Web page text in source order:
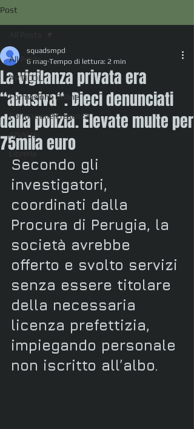
Post
All Posts
ARTICOLI
Formazione Online
Formazione Presenza
ANALISI
Libreria
La vigilanza privata era
“abusiva“. Dieci denunciati
dalla polizia. Elevate multe per
75mila euro
squadsmpd
6 mag Tempo di lettura: 2 min
Secondo gli
investigatori,
coordinati dalla
Procura di Perugia, la
società avrebbe
offerto e svolto servizi
senza essere titolare
della necessaria
licenza prefettizia,
impiegando personale
non iscritto all’albo.